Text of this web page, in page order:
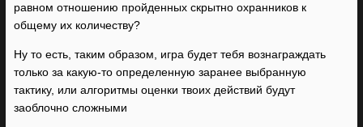
равном отношению пройденных скрытно охранников к
общему их количеству?
Ну то есть, таким образом, игра будет тебя вознаграждать
только за какую-то определенную заранее выбранную
тактику, или алгоритмы оценки твоих действий будут
заоблочно сложными